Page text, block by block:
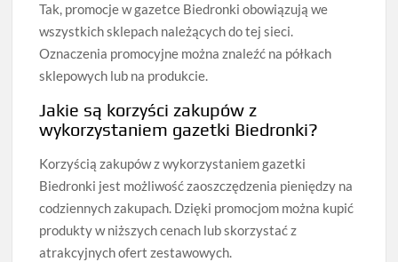
Tak, promocje w gazetce Biedronki obowiązują we
wszystkich sklepach należących do tej sieci.
Oznaczenia promocyjne można znaleźć na półkach
sklepowych lub na produkcie.
Jakie są korzyści zakupów z
wykorzystaniem gazetki Biedronki?
Korzyścią zakupów z wykorzystaniem gazetki
Biedronki jest możliwość zaoszczędzenia pieniędzy na
codziennych zakupach. Dzięki promocjom można kupić
produkty w niższych cenach lub skorzystać z
atrakcyjnych ofert zestawowych.